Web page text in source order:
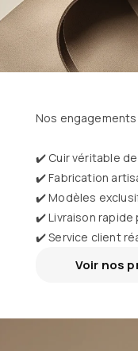
Nos engagements
✔️ Cuir véritable
✔️ Fabrication
✔️ Modèles
✔️ Livraison rapide
✔️ Service client
Voir nos